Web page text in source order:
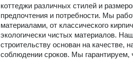
коттеджи различных стилей и
предпочтения и потребности. Мы
материалами, от классического
экологически чистых материалов.
строительству основан на качестве,
соблюдении сроков. Мы